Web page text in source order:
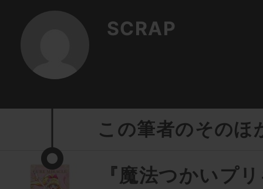
SCRAP
この筆者のそのほ
『魔法つかいプ